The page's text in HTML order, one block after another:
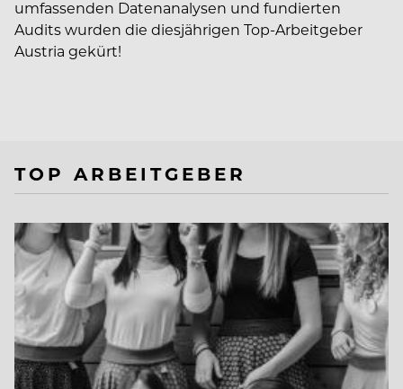
umfassenden Datenanalysen und fundierten
Audits wurden die diesjährigen Top-Arbeitgeber
Austria gekürt!
TOP ARBEITGEBER